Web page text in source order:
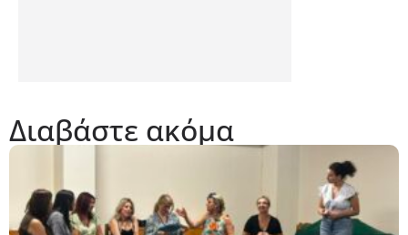
Διαβάστε ακόμα